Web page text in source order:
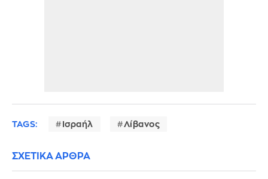
TAGS: Ισραήλ Λίβανος
ΣΧΕΤΙΚΑ ΑΡΘΡΑ